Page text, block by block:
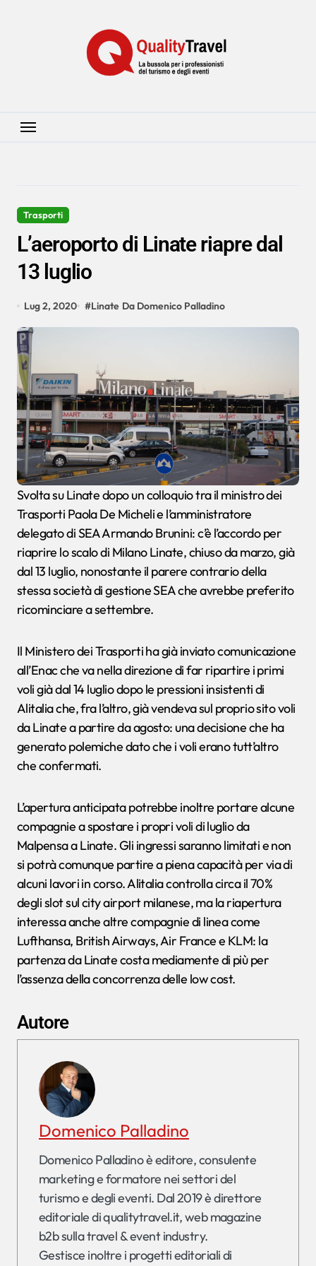
Trasporti
L’aeroporto di Linate riapre dal
13 luglio
Lug 2, 2020 #Linate Da Domenico Palladino
Svolta su Linate dopo un colloquio tra il ministro dei
Trasporti Paola De Micheli e l’amministratore
delegato di SEA Armando Brunini: c’è l’accordo per
riaprire lo scalo di Milano Linate, chiuso da marzo, già
dal 13 luglio, nonostante il parere contrario della
stessa società di gestione SEA che avrebbe preferito
ricominciare a settembre.
Il Ministero dei Trasporti ha già inviato comunicazione
all’Enac che va nella direzione di far ripartire i primi
voli già dal 14 luglio dopo le pressioni insistenti di
Alitalia che, fra l’altro, già vendeva sul proprio sito voli
da Linate a partire da agosto: una decisione che ha
generato polemiche dato che i voli erano tutt’altro
che confermati.
L’apertura anticipata potrebbe inoltre portare alcune
compagnie a spostare i propri voli di luglio da
Malpensa a Linate. Gli ingressi saranno limitati e non
si potrà comunque partire a piena capacità per via di
alcuni lavori in corso. Alitalia controlla circa il 70%
degli slot sul city airport milanese, ma la riapertura
interessa anche altre compagnie di linea come
Lufthansa, British Airways, Air France e KLM: la
partenza da Linate costa mediamente di più per
l’assenza della concorrenza delle low cost.
Autore
Domenico Palladino
Domenico Palladino è editore, consulente
marketing e formatore nei settori del
turismo e degli eventi. Dal 2019 è direttore
editoriale di qualitytravel.it, web magazine
b2b sulla travel & event industry.
Gestisce inoltre i progetti editoriali di